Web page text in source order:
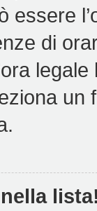
essere
di